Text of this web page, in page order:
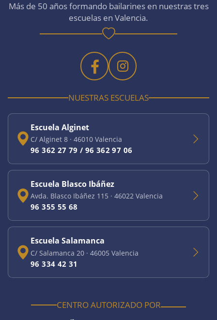
Más de 50 años formando bailarines en nuestras tres
escuelas en Valencia.
NUESTRAS ESCUELAS
Escuela Alginet
C/ Alginet 8 · 46010 Valencia
96 362 27 79 / 96 362 97 06
Escuela Blasco Ibáñez
Avda. Blasco Ibáñez 115 · 46022 Valencia
96 355 55 68
Escuela Salamanca
C/ Salamanca 20 · 46005 Valencia
96 334 42 31
CENTRO AUTORIZADO POR